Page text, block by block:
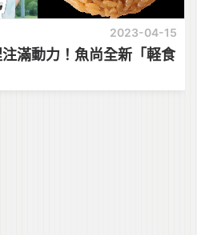
2023-04-15
滿動力！魚尚全新「軽食